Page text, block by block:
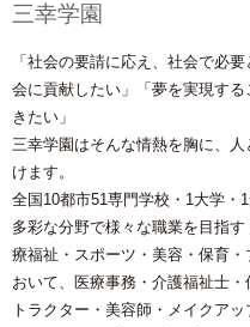
三幸学園
「社会の要請に応え、社会で必
会に貢献したい」「夢を実現す
きたい」
三幸学園はそんな情熱を胸に、
けます。
全国10都市51専門学校・1大学・
多彩な分野で様々な職業を目指
療福祉・スポーツ・美容・保育
おいて、医療事務・介護福祉士
トラクター・美容師・メイクア